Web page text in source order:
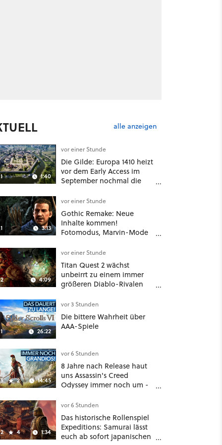
alle anzeigen
1:40
vor einer Stunde
Die Gilde: Europa 1410 heizt
vor dem Early Access im
September nochmal die
3:13
vor einer Stunde
Gothic Remake: Neue
Inhalte kommen!
Fotomodus, Marvin-Mode
4:09
vor einer Stunde
Titan Quest 2 wächst
unbeirrt zu einem immer
größeren Diablo-Rivalen
sogar eine richtige
Beschwörer-Klasse
26:22
vor 3 Stunden
Die bittere Wahrheit über
AAA-Spiele
2 14:45
vor 6 Stunden
8 Jahre nach Release haut
uns Assassin's Creed
Odyssey immer noch um -
4 1:34
vor 6 Stunden
Das historische Rollenspiel
Expeditions: Samurai lässt
euch ab sofort japanischen